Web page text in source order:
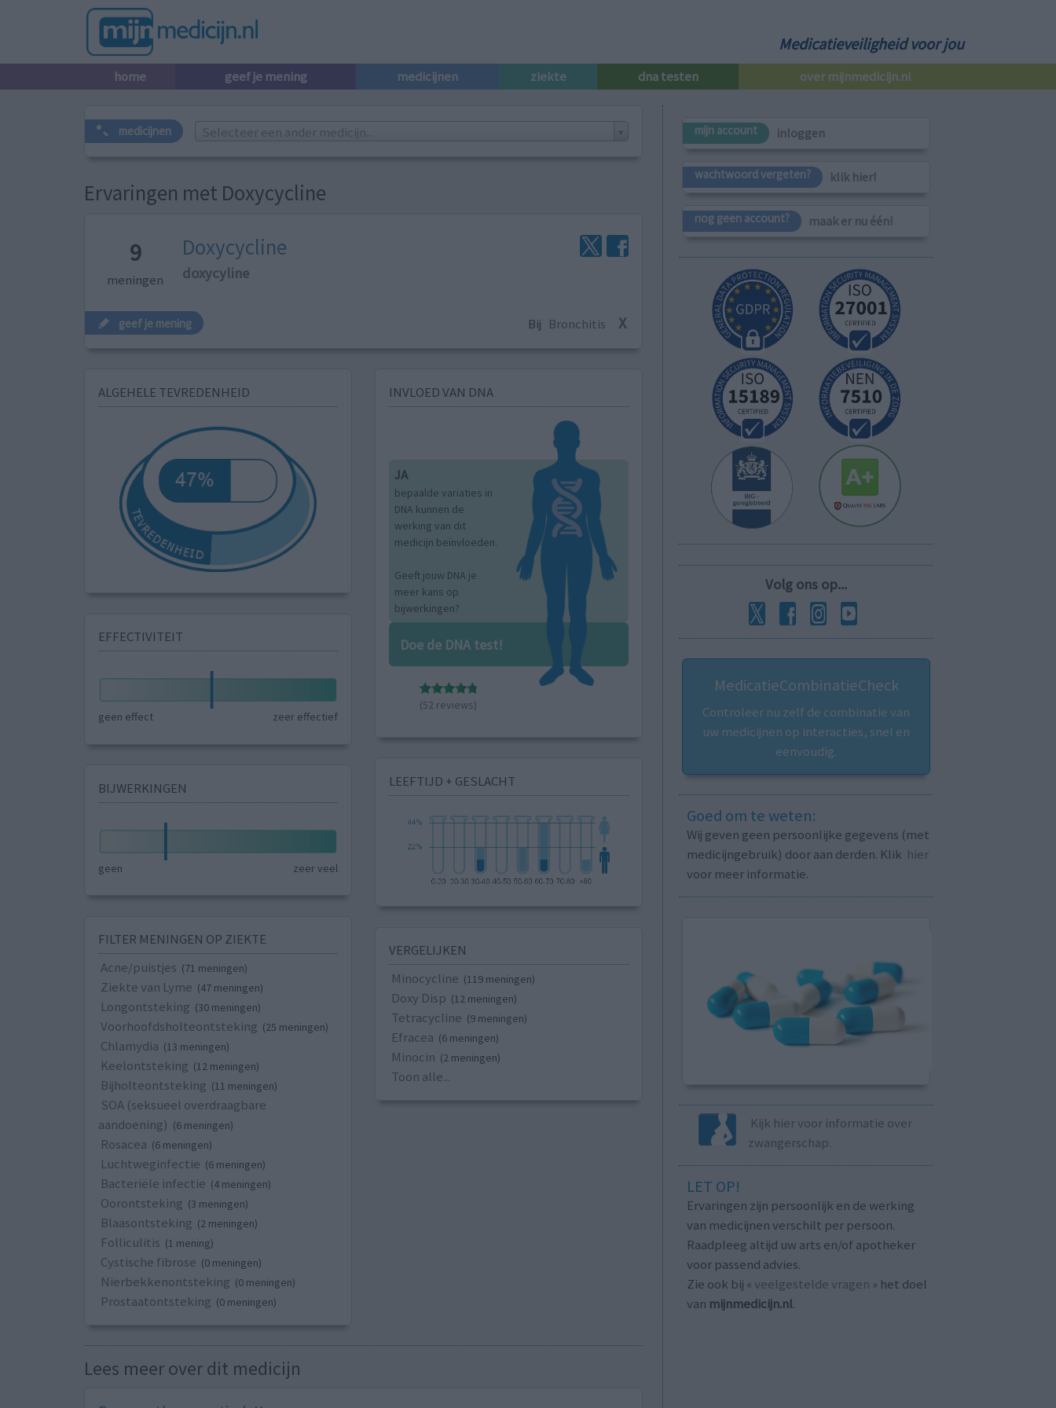
Medicatieveiligheid voor jou
home geef je mening medicijnen ziekte dna testen over mijnmedicijn.nl
medicijnen Selecteer een ander medicijn...
Ervaringen met Doxycycline
9
meningen
Doxycycline
doxycyline
geef je mening Bij Bronchitis X
ALGEHELE TEVREDENHEID
EFFECTIVITEIT
geen effect zeer effectief
BIJWERKINGEN
geen zeer veel
FILTER MENINGEN OP ZIEKTE
Acne/puistjes (71 meningen)
Ziekte van Lyme (47 meningen)
Longontsteking (30 meningen)
Voorhoofdsholteontsteking (25 meningen)
Chlamydia (13 meningen)
Keelontsteking (12 meningen)
Bijholteontsteking (11 meningen)
SOA (seksueel overdraagbare
aandoening) (6 meningen)
Rosacea (6 meningen)
Luchtweginfectie (6 meningen)
Bacteriële infectie (4 meningen)
Oorontsteking (3 meningen)
Blaasontsteking (2 meningen)
Folliculitis (1 mening)
Cystische fibrose (0 meningen)
Nierbekkenontsteking (0 meningen)
Prostaatontsteking (0 meningen)
INVLOED VAN DNA
JA
bepaalde variaties in
DNA kunnen de
werking van dit
medicijn beïnvloeden.
Geeft jouw DNA je
meer kans op
bijwerkingen?
Doe de DNA test!
(52 reviews)
LEEFTIJD + GESLACHT
VERGELIJKEN
Minocycline (119 meningen)
Doxy Disp (12 meningen)
Tetracycline (9 meningen)
Efracea (6 meningen)
Minocin (2 meningen)
Toon alle...
Lees meer over dit medicijn
mijn account inloggen
wachtwoord vergeten? klik hier!
nog geen account? maak er nu één!
Volg ons op...
MedicatieCombinatieCheck
Controleer nu zelf de combinatie van
uw medicijnen op interacties, snel en
eenvoudig.
Goed om te weten:
Wij geven geen persoonlijke gegevens (met
medicijngebruik) door aan derden. Klik hier
voor meer informatie.
Kijk hier voor informatie over
zwangerschap.
LET OP!
Ervaringen zijn persoonlijk en de werking
van medicijnen verschilt per persoon.
Raadpleeg altijd uw arts en/of apotheker
voor passend advies.
Zie ook bij « veelgestelde vragen » het doel
van mijnmedicijn.nl.